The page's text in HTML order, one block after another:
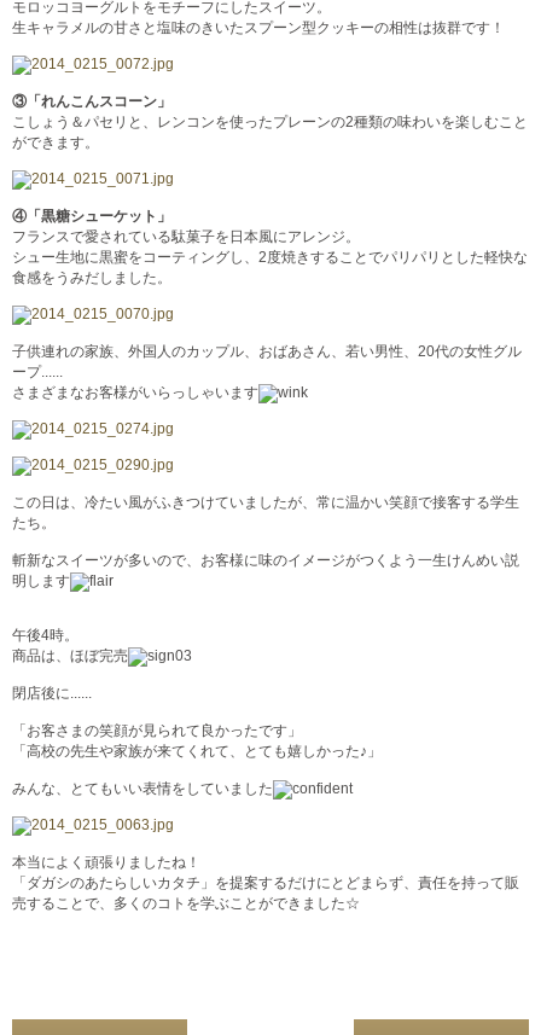
モロッコヨーグルトをモチーフにしたスイーツ。
生キャラメルの甘さと塩味のきいたスプーン型クッキーの相性は抜群です！
③「れんこんスコーン」
こしょう＆パセリと、レンコンを使ったプレーンの2種類の味わいを楽しむこと
ができます。
④「黒糖シューケット」
フランスで愛されている駄菓子を日本風にアレンジ。
シュー生地に黒蜜をコーティングし、2度焼きすることでパリパリとした軽快な
食感をうみだしました。
子供連れの家族、外国人のカップル、おばあさん、若い男性、20代の女性グル
ープ......
さまざまなお客様がいらっしゃいます
この日は、冷たい風がふきつけていましたが、常に温かい笑顔で接客する学生
たち。
斬新なスイーツが多いので、お客様に味のイメージがつくよう一生けんめい説
明します
午後4時。
商品は、ほぼ完売
閉店後に......
「お客さまの笑顔が見られて良かったです」
「高校の先生や家族が来てくれて、とても嬉しかった♪」
みんな、とてもいい表情をしていました
本当によく頑張りましたね！
「ダガシのあたらしいカタチ」を提案するだけにとどまらず、責任を持って販
売することで、多くのコトを学ぶことができました☆